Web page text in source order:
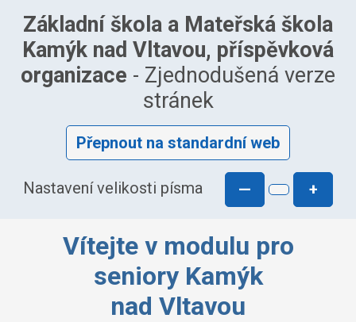
Základní škola a Mateřská škola
Kamýk nad Vltavou, příspěvková
organizace - Zjednodušená verze
stránek
Přepnout na standardní web
Nastavení velikosti písma — +
Vítejte v modulu pro
seniory Kamýk
nad Vltavou